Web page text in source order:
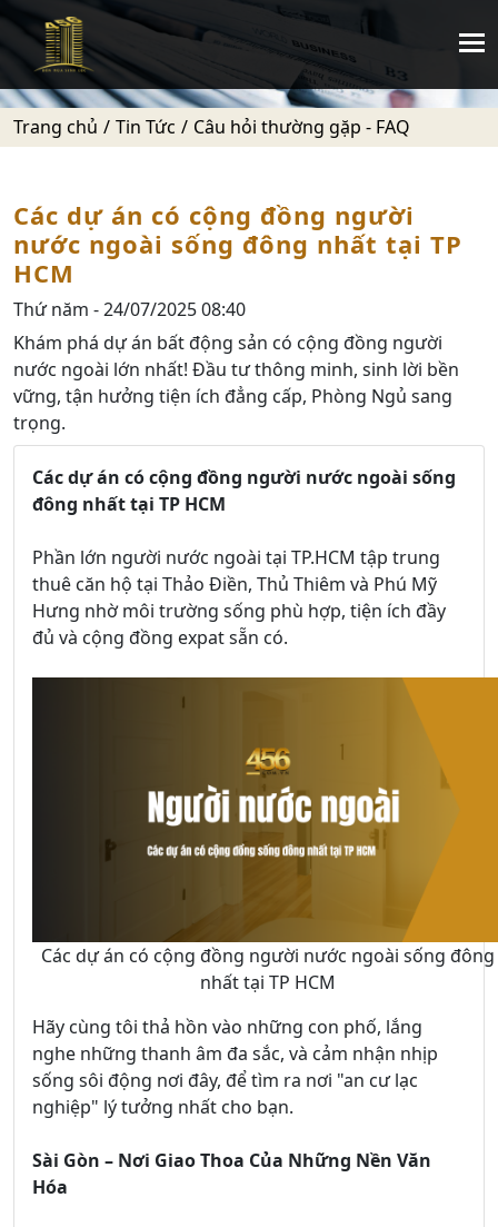
Trang chủ Tin Tức Câu hỏi thường gặp - FAQ
Các dự án có cộng đồng người
nước ngoài sống đông nhất tại TP
HCM
Thứ năm - 24/07/2025 08:40
Khám phá dự án bất động sản có cộng đồng người
nước ngoài lớn nhất! Đầu tư thông minh, sinh lời bền
vững, tận hưởng tiện ích đẳng cấp, Phòng Ngủ sang
trọng.
Các dự án có cộng đồng người nước ngoài sống
đông nhất tại TP HCM
Phần lớn người nước ngoài tại TP.HCM tập trung
thuê căn hộ tại Thảo Điền, Thủ Thiêm và Phú Mỹ
Hưng nhờ môi trường sống phù hợp, tiện ích đầy
đủ và cộng đồng expat sẵn có.
Các dự án có cộng đồng người nước ngoài sống đông
nhất tại TP HCM
Hãy cùng tôi thả hồn vào những con phố, lắng
nghe những thanh âm đa sắc, và cảm nhận nhịp
sống sôi động nơi đây, để tìm ra nơi "an cư lạc
nghiệp" lý tưởng nhất cho bạn.
Sài Gòn – Nơi Giao Thoa Của Những Nền Văn
Hóa